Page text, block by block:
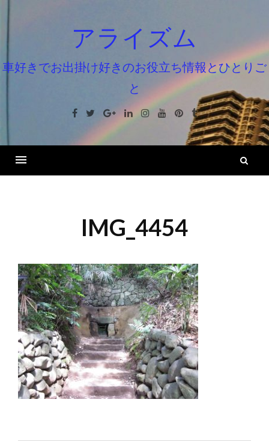
ン
ツ
ッ
アライズム
車好きでお出掛け好きのお役立ち情報とひとりご
と
Facebook
TwitterGoogle+LinkedinInstagramYoutube
Pinterest
Tumblr
IMG_4454